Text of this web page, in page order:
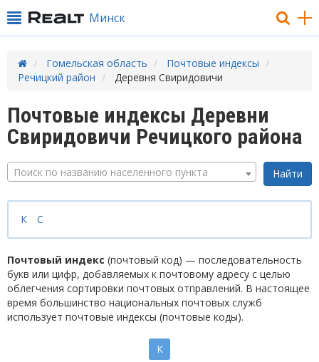
Минск
Гомельская область
Почтовые индексы
Речицкий район
Деревня Свиридовичи
Почтовые индексы Деревни
Свиридовичи Речицкого района
Поиск по названию населенного пункта
К С
Почтовый индекс (почтовый код) — последовательность
букв или цифр, добавляемых к почтовому адресу с целью
облегчения сортировки почтовых отправлений. В настоящее
время большинство национальных почтовых служб
использует почтовые индексы (почтовые коды).
К